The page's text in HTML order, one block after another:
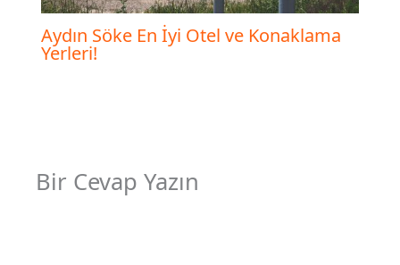
Aydın Söke En İyi Otel ve Konaklama
Yerleri!
Bir Cevap Yazın